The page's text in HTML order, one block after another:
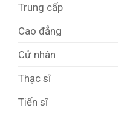
Trung cấp
Cao đẳng
Cử nhân
Thạc sĩ
Tiến sĩ